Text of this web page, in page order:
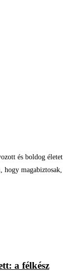
és boldog életet
magabiztosak,
a félkész